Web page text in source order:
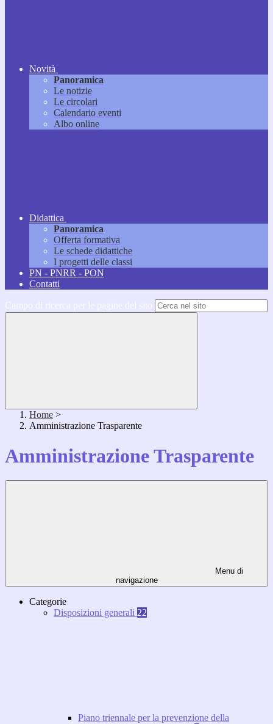
Novità
Panoramica
Le notizie
Le circolari
Calendario eventi
Albo online
Didattica
Panoramica
Offerta formativa
Le schede didattiche
I progetti delle classi
PN - PNRR - PON
Contatti
Home >
Amministrazione Trasparente
Amministrazione Trasparente
Menu di
navigazione
Categorie
Disposizioni generali 22
Piano triennale per la prevenzione della